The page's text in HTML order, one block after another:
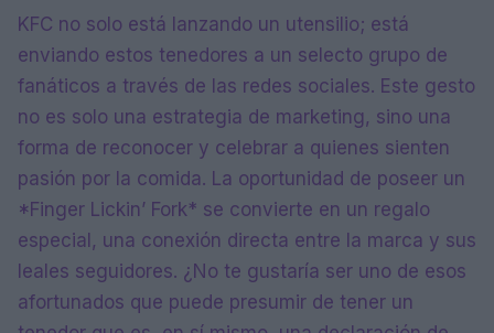
KFC no solo está lanzando un utensilio; está
enviando estos tenedores a un selecto grupo de
fanáticos a través de las redes sociales. Este gesto
no es solo una estrategia de marketing, sino una
forma de reconocer y celebrar a quienes sienten
pasión por la comida. La oportunidad de poseer un
*Finger Lickin’ Fork* se convierte en un regalo
especial, una conexión directa entre la marca y sus
leales seguidores. ¿No te gustaría ser uno de esos
afortunados que puede presumir de tener un